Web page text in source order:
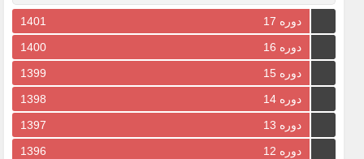
دوره 17
1401
دوره 16
1400
دوره 15
1399
دوره 14
1398
دوره 13
1397
دوره 12
1396